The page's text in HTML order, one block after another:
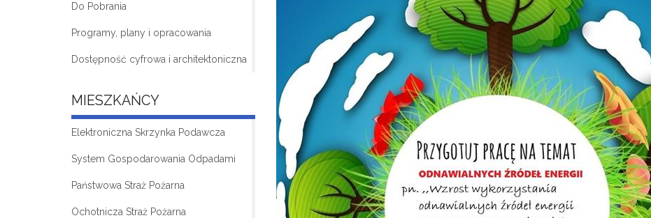
Do Pobrania
Programy, plany i opracowania
Dostępność cyfrowa i architektoniczna
MIESZKAŃCY
Elektroniczna Skrzynka Podawcza
System Gospodarowania Odpadami
Państwowa Straż Pożarna
Ochotnicza Straż Pożarna